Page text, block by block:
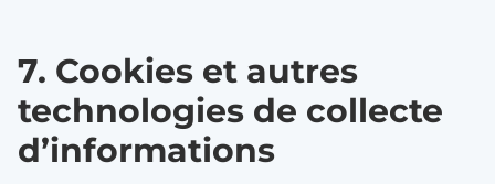
7. Cookies et autres
technologies de collecte
d’informations